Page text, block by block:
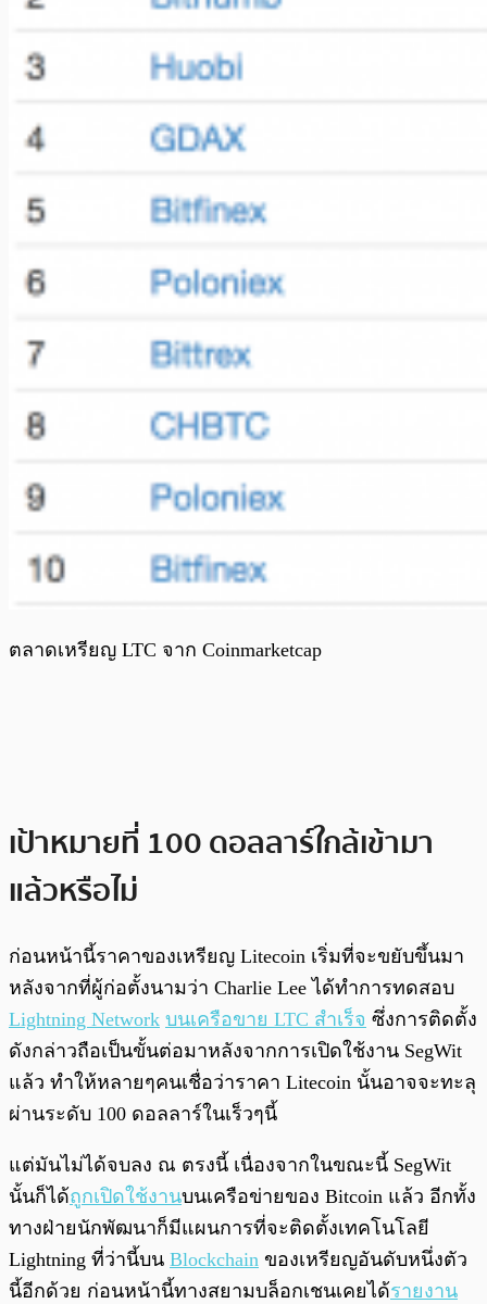
ตลาดเหรียญ LTC จาก Coinmarketcap
เป้าหมายที่ 100 ดอลลาร์ใกล้เข้ามา
แล้วหรือไม่
ก่อนหน้านี้ราคาของเหรียญ Litecoin เริ่มที่จะขยับขึ้นมา
หลังจากที่ผู้ก่อตั้งนามว่า Charlie Lee ได้ทำการทดสอบ
Lightning Network บนเครือขาย LTC สำเร็จ ซึ่งการติดตั้ง
ดังกล่าวถือเป็นขั้นต่อมาหลังจากการเปิดใช้งาน SegWit
แล้ว ทำให้หลายๆคนเชื่อว่าราคา Litecoin นั้นอาจจะทะลุ
ผ่านระดับ 100 ดอลลาร์ในเร็วๆนี้
แต่มันไม่ได้จบลง ณ ตรงนี้ เนื่องจากในขณะนี้ SegWit
นั้นก็ได้ถูกเปิดใช้งานบนเครือข่ายของ Bitcoin แล้ว อีกทั้ง
ทางฝ่ายนักพัฒนาก็มีแผนการที่จะติดตั้งเทคโนโลยี
Lightning ที่ว่านี้บน Blockchain ของเหรียญอันดับหนึ่งตัว
นี้อีกด้วย ก่อนหน้านี้ทางสยามบล็อกเชนเคยได้รายงาน